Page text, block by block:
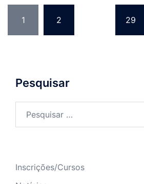
dos
conteúdos
1 2 29
Pesquisar
Inscrições/Cursos